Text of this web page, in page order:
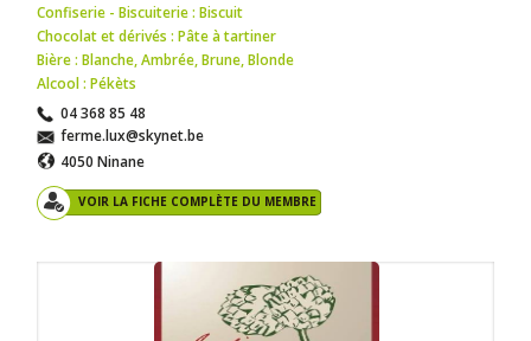
Confiserie - Biscuiterie : Biscuit
Chocolat et dérivés : Pâte à tartiner
Bière : Blanche,Ambrée,Brune,Blonde
Alcool : Pékèts
04 368 85 48
ferme.lux@skynet.be
4050 Ninane
VOIR LA FICHE COMPLÈTE DU MEMBRE